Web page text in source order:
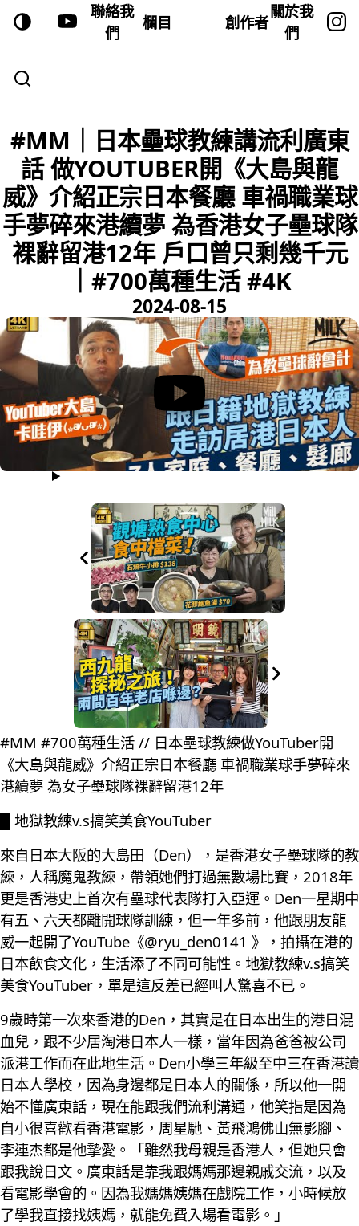
聯絡我
們
欄目 創作者
關於我
們
#MM｜日本壘球教練講流利廣東
話 做YOUTUBER開《大島與龍
威》介紹正宗日本餐廳 車禍職業球
手夢碎來港續夢 為香港女子壘球隊
裸辭留港12年 戶口曾只剩幾千元
｜#700萬種生活 #4K
2024-08-15
#MM #700萬種生活 // 日本壘球教練做YouTuber開
《大島與龍威》介紹正宗日本餐廳 車禍職業球手夢碎來
港續夢 為女子壘球隊裸辭留港12年
█ 地獄教練v.s搞笑美食YouTuber
來自日本大阪的大島田（Den），是香港女子壘球隊的教
練，人稱魔鬼教練，帶領她們打過無數場比賽，2018年
更是香港史上首次有壘球代表隊打入亞運。Den一星期中
有五、六天都離開球隊訓練，但一年多前，他跟朋友龍
威一起開了YouTube《@ryu_den0141 》，拍攝在港的
日本飲食文化，生活添了不同可能性。地獄教練v.s搞笑
美食YouTuber，單是這反差已經叫人驚喜不已。
9歲時第一次來香港的Den，其實是在日本出生的港日混
血兒，跟不少居淘港日本人一樣，當年因為爸爸被公司
派港工作而在此地生活。Den小學三年級至中三在香港讀
日本人學校，因為身邊都是日本人的關係，所以他一開
始不懂廣東話，現在能跟我們流利溝通，他笑指是因為
自小很喜歡看香港電影，周星馳、黃飛鴻佛山無影腳、
李連杰都是他摯愛。「雖然我母親是香港人，但她只會
跟我說日文。廣東話是靠我跟媽媽那邊親戚交流，以及
看電影學會的。因為我媽媽姨媽在戲院工作，小時候放
了學我直接找姨媽，就能免費入場看電影。」